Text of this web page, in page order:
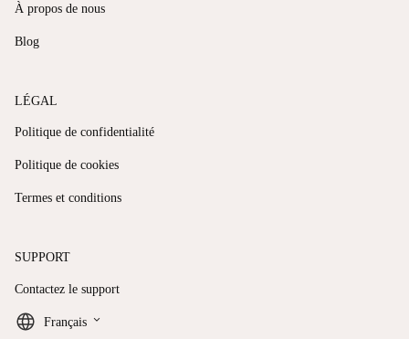
À propos de nous
Blog
LÉGAL
Politique de confidentialité
Politique de cookies
Termes et conditions
SUPPORT
Contactez le support
Français keyboard_arrow_down